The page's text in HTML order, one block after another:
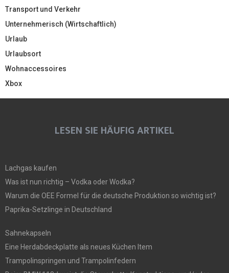
Transport und Verkehr
Unternehmerisch (Wirtschaftlich)
Urlaub
Urlaubsort
Wohnaccessoires
Xbox
LESEN SIE HÄUFIG ARTIKEL
Lachgas kaufen
Was ist nun richtig – Vodka oder Wodka?
Warum die OEE Formel für die deutsche Produktion so wichtig ist?
Paprika-Setzlinge in Deutschland
Sahnekapseln
Eine Herdabdeckplatte als neues Küchen Item
Trampolinspringen und Trampolinfedern